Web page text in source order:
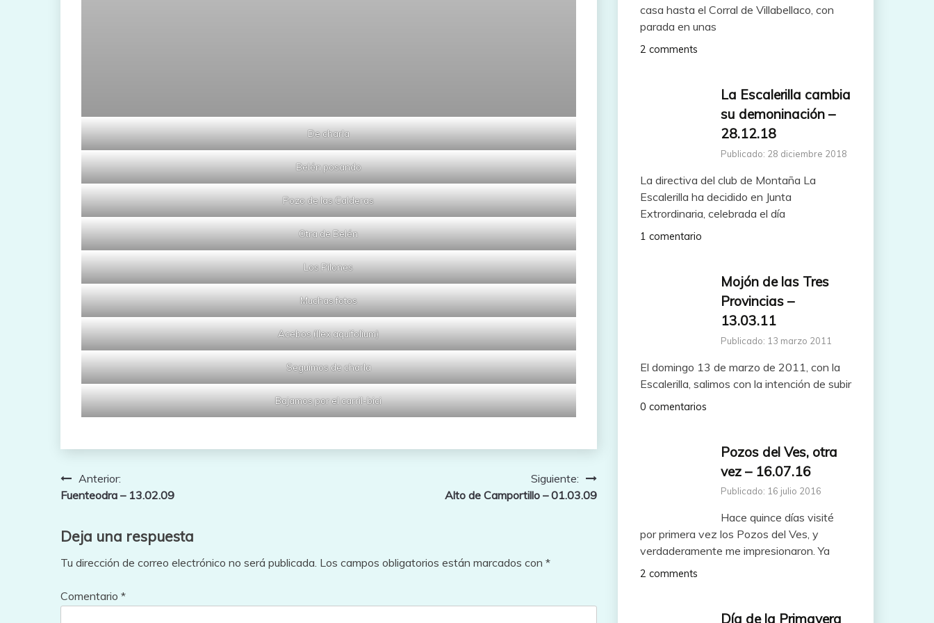
De charla
Belén posando
Pozo de las Calderas
Otra de Belén
Los Pilones
Muchas fotos
Acebos (Ilex aquifolium)
Seguimos de charla
Bajamos por el carril-bici
Navegación
entradas
Anterior:
Fuenteodra – 13.02.09
Siguiente:
Alto de Camportillo – 01.03.09
Deja una respuesta
Tu dirección de correo electrónico no será publicada. Los campos obligatorios están marcados con *
Comentario *
casa hasta el Corral de Villabellaco, con
parada en unas
2 comments
La Escalerilla cambia
su demoninación –
28.12.18
Publicado: 28 diciembre 2018
La directiva del club de Montaña La
Escalerilla ha decidido en Junta
Extrordinaria, celebrada el día
1 comentario
Mojón de las Tres
Provincias –
13.03.11
Publicado: 13 marzo 2011
El domingo 13 de marzo de 2011, con la
Escalerilla, salimos con la intención de subir
0 comentarios
Pozos del Ves, otra
vez – 16.07.16
Publicado: 16 julio 2016
Hace quince días visité
por primera vez los Pozos del Ves, y
verdaderamente me impresionaron. Ya
2 comments
Día de la Primavera